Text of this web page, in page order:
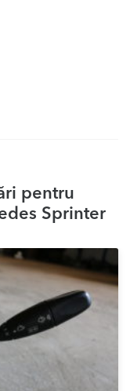
pentru
Sprinter